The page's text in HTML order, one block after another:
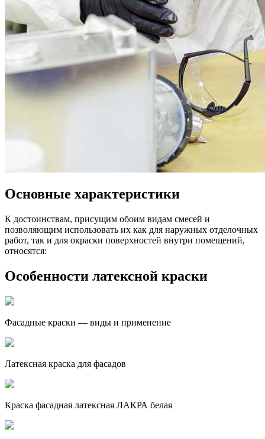
Основные характеристики
К достоинствам, присущим обоим видам смесей и
позволяющим использовать их как для наружных отделочных
работ, так и для окраски поверхностей внутри помещений,
относятся:
Особенности латексной краски
Фасадные краски — виды и применение
Латексная краска для фасадов
Краска фасадная латексная ЛАКРА белая